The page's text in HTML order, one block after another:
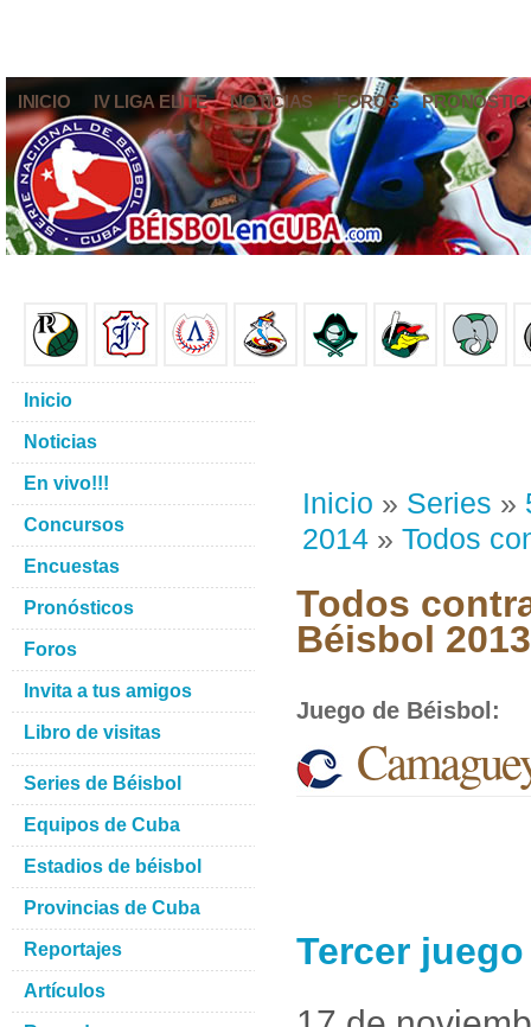
INICIO IV LIGA ELITE NOTICIAS FOROS
Inicio » Series »
2014 » Todos
Todos
Béisbol
Juego de Béisbol :
Tercer
Inicio
Noticias
En vivo!!!
Concursos
Encuestas
Pronósticos
Foros
Invita a tus amigos
Libro de visitas
Series de Béisbol
Equipos de Cuba
Estadios de béisbol
Provincias de Cuba
Reportajes
Artículos